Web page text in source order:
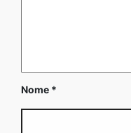
Nome *